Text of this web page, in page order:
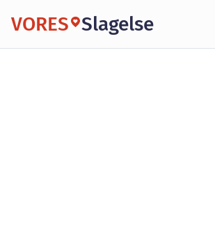
VORES Slagelse